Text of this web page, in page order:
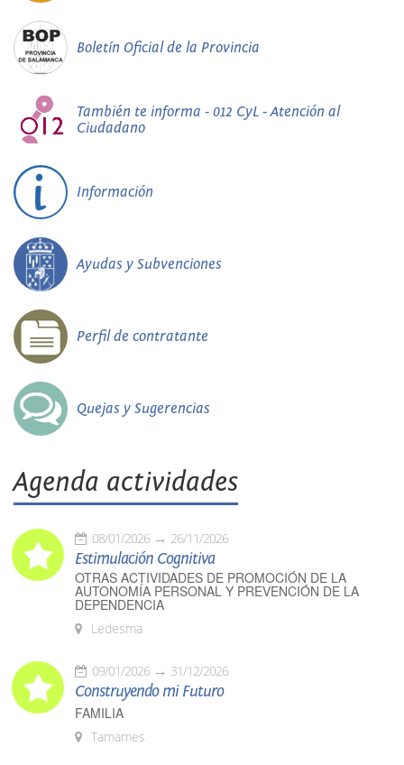
Boletín Oficial de la Provincia
También te informa - 012 CyL - Atención al
Ciudadano
Información
Ayudas y Subvenciones
Perfil de contratante
Quejas y Sugerencias
Agenda actividades
08/01/2026 26/11/2026
Estimulación Cognitiva
OTRAS ACTIVIDADES DE PROMOCIÓN DE LA
AUTONOMÍA PERSONAL Y PREVENCIÓN DE LA
DEPENDENCIA
Ledesma
09/01/2026 31/12/2026
Construyendo mi Futuro
FAMILIA
Tamames